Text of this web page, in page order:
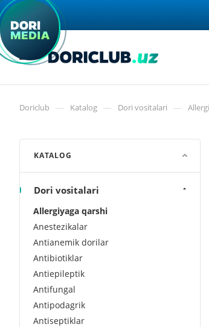
Doriclub — Katalog — Dori vositalari —
KATALOG
Dori vositalari
Allergiyaga qarshi
Anestezikalar
Antianemik dorilar
Antibiotiklar
Antiepileptik
Antifungal
Antipodagrik
Antiseptiklar